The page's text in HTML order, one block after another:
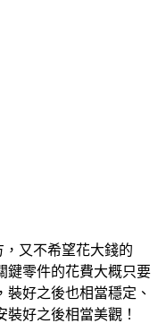
又不希望花大錢的
鍵零件的花費大概只要
好之後也相當穩定、
好之後相當美觀！